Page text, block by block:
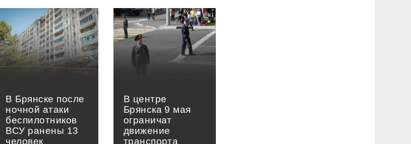
В Брянске после
ночной атаки
беспилотников
ВСУ ранены 13
человек
В центре
Брянска 9 мая
ограничат
движение
транспорта